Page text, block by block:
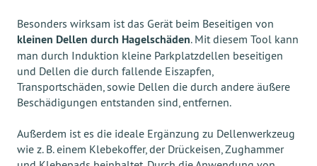
Besonders wirksam ist das Gerät beim Beseitigen von
kleinen Dellen durch Hagelschäden. Mit diesem Tool kann
man durch Induktion kleine Parkplatzdellen beseitigen
und Dellen die durch fallende Eiszapfen,
Transportschäden, sowie Dellen die durch andere äußere
Beschädigungen entstanden sind, entfernen.
Außerdem ist es die ideale Ergänzung zu Dellenwerkzeug
wie z. B. einem Klebekoffer, der Drückeisen, Zughammer